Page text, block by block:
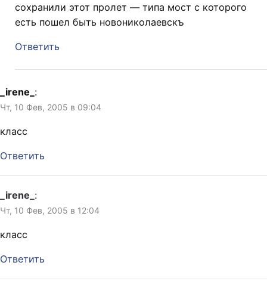
сохранили этот пролет — типа мост с которого
есть пошел быть новониколаевскъ
Ответить
_irene_ :
Чт, 10 Фев, 2005 в 09:04
класс
Ответить
_irene_ :
Чт, 10 Фев, 2005 в 12:04
класс
Ответить